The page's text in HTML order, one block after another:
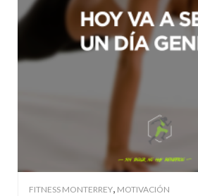
FITNESS MONTERREY, MOTIVACIÓN